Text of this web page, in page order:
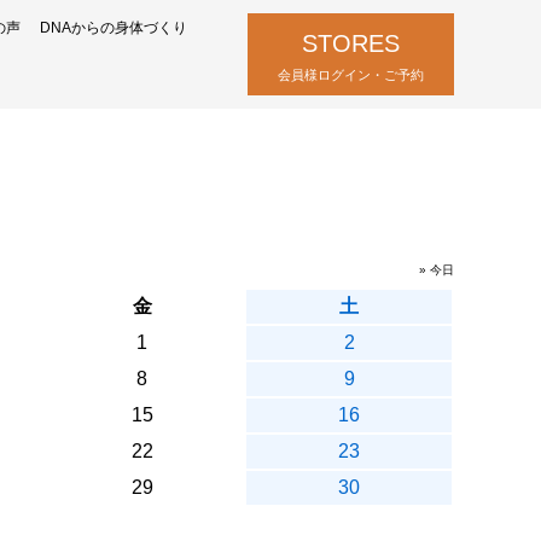
声 DNAからの身体づくり
STORES
会員様ログイン・ご予約
» 今日
金
土
1
2
8
9
15
16
22
23
29 30